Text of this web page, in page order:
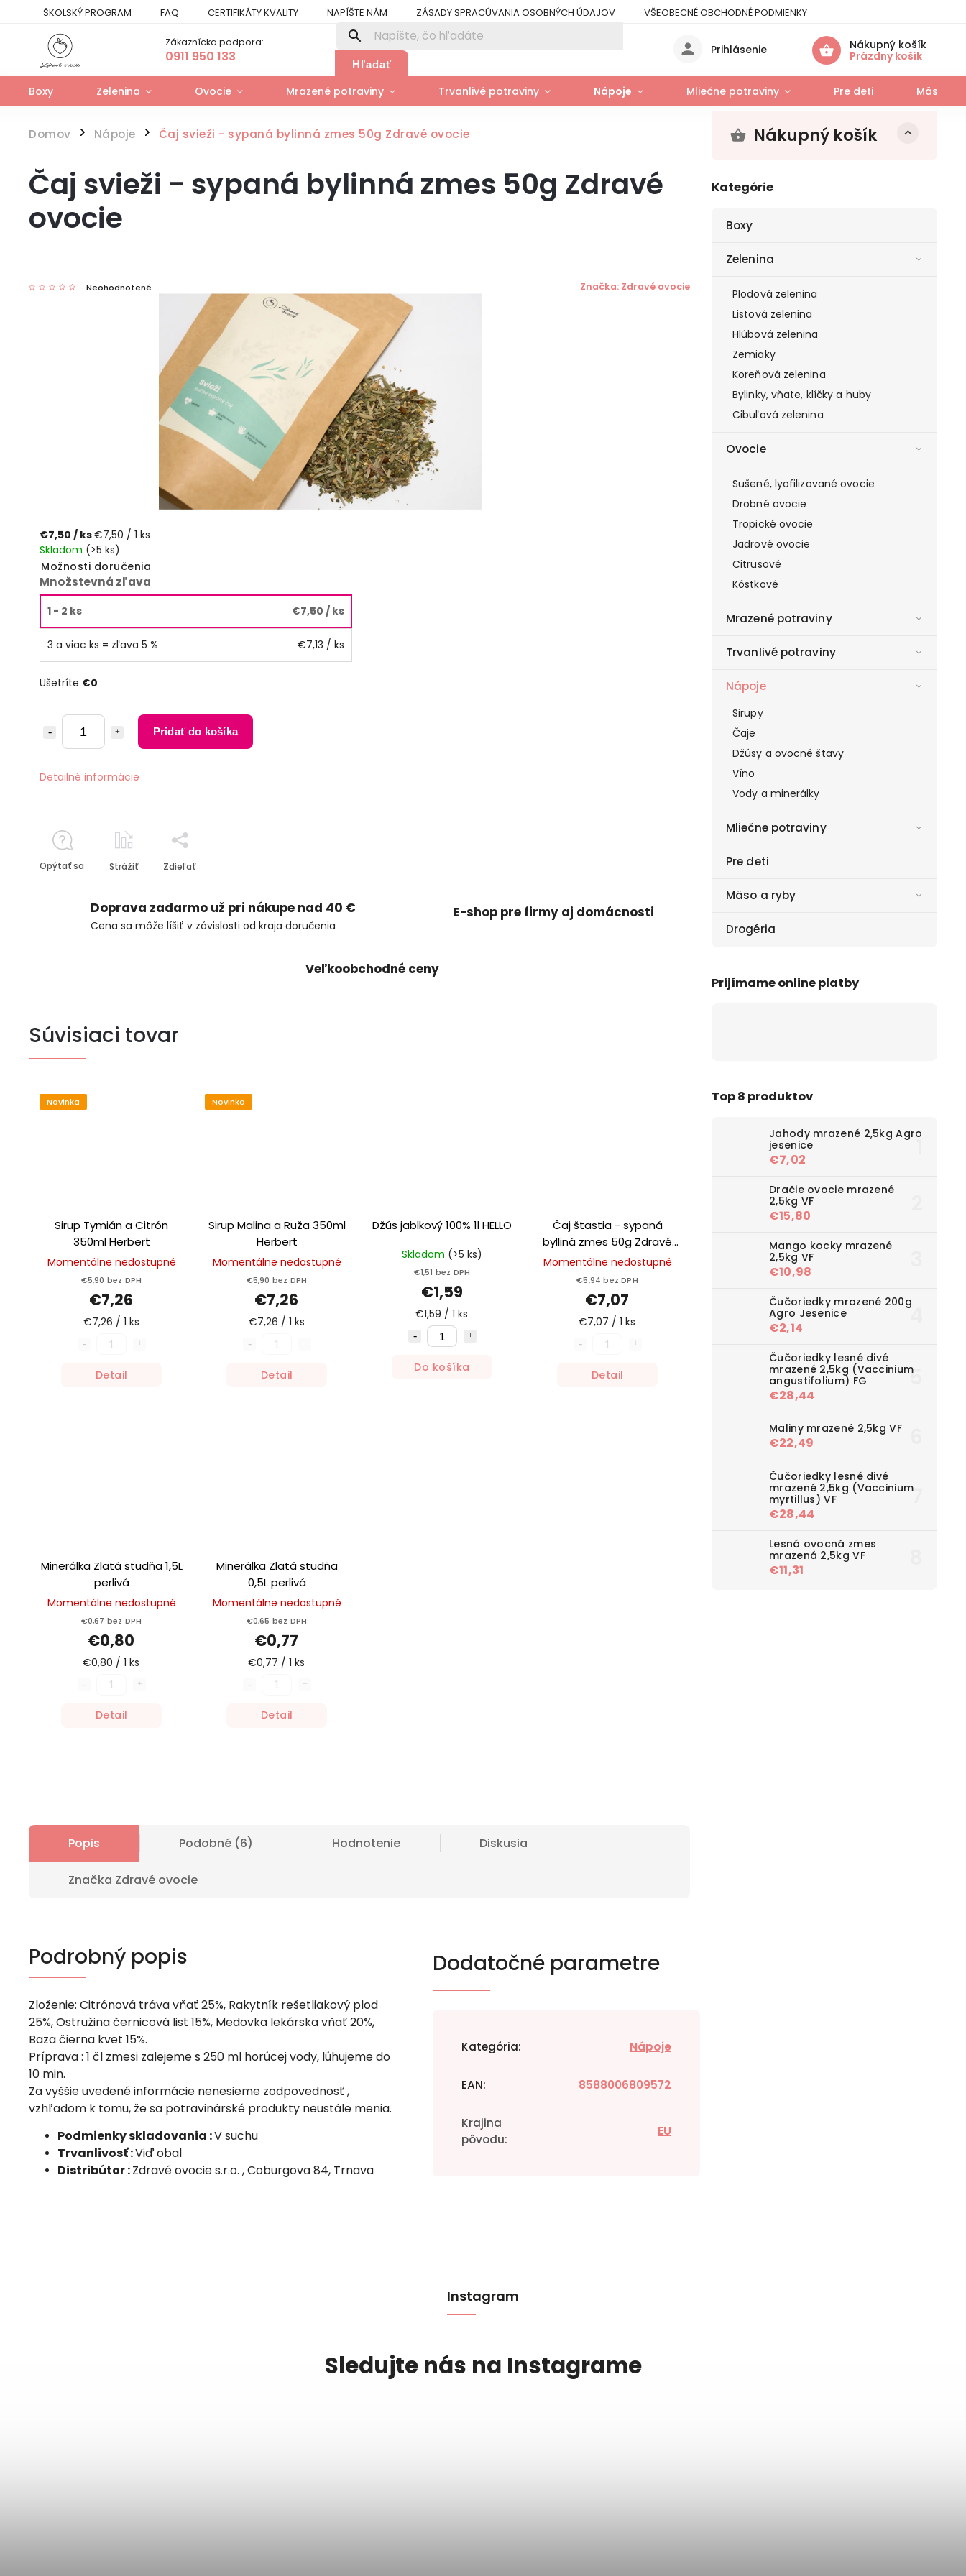
ŠKOLSKÝ PROGRAM FAQ CERTIFIKÁTY KVALITY NAPÍŠTE NÁM ZÁSADY SPRACÚVANIA OSOBNÝCH ÚDAJOV
VŠEOBECNÉ OBCHODNÉ PODMIENKY
PREPRAVNÝ PORIADOK
PRE FIRMY A ORGANIZÁCIE
ZÁSADY POUŽÍVANIA SÚBOROV COOKIES
FORMULÁR NA UPLATNENIE PRÁV ZO ZODPOVEDNOSTI ZA VADY
MOJA OBJEDNÁVKA
Zákaznícka podpora:
0911 950 133 Hľadať
Nákupný košík
Prázdny košík
Prihlásenie
Boxy Zelenina Ovocie Mrazené potraviny Trvanlivé potraviny Nápoje Mliečne potraviny Pre deti Mäso a
Domov / Nápoje / Čaj svieži - sypaná bylinná zmes 50g Zdravé ovocie Nákupný košík
Kategórie
Boxy
Zelenina
Plodová zelenina
Listová zelenina
Hlúbová zelenina
Zemiaky
Koreňová zelenina
Bylinky, vňate, klíčky a huby
Cibuľová zelenina
Ovocie
Sušené, lyofilizované ovocie
Drobné ovocie
Tropické ovocie
Jadrové ovocie
Citrusové
Kôstkové
Mrazené potraviny
Trvanlivé potraviny
Nápoje
Sirupy
Čaje
Džúsy a ovocné štavy
Víno
Vody a minerálky
Mliečne potraviny
Pre deti
Mäso a ryby
Drogéria
Prijímame online platby
Top 8 produktov
Jahody mrazené 2,5kg Agro
jesenice
€7,02
Dračie ovocie mrazené
2,5kg VF
€15,80
Mango kocky mrazené
2,5kg VF
€10,98
Čučoriedky mrazené 200g
Agro Jesenice
€2,14
Čučoriedky lesné divé
mrazené 2,5kg (Vaccinium
angustifolium) FG
€28,44
Maliny mrazené 2,5kg VF
€22,49
Čučoriedky lesné divé
mrazené 2,5kg (Vaccinium
myrtillus) VF
€28,44
Lesná ovocná zmes
mrazená 2,5kg VF
€11,31
Čaj svieži - sypaná bylinná zmes 50g Zdravé
ovocie
Neohodnotené Značka: Zdravé ovocie
€7,50 / ks€7,50 / 1 ks
Skladom (>5 ks)
Možnosti doručenia
Množstevná zľava
1 - 2 ks €7,50 / ks
3 a viac ks = zľava 5 % €7,13 / ks
Ušetríte €0
Pridať do košíka
Detailné informácie
Opýtať sa Strážiť Zdieľať
Doprava zadarmo už pri nákupe nad 40 €
Cena sa môže líšiť v závislosti od kraja doručenia
E-shop pre firmy aj domácnosti
Veľkoobchodné ceny
Súvisiaci tovar
Novinka
Sirup Tymián a Citrón
350ml Herbert
Momentálne nedostupné
€5,90 bez DPH
€7,26
€7,26 / 1 ks
Detail
Novinka
Sirup Malina a Ruža 350ml
Herbert
Momentálne nedostupné
€5,90 bez DPH
€7,26
€7,26 / 1 ks
Detail
Džús jablkový 100% 1l HELLO
Skladom (>5 ks)
€1,51 bez DPH
€1,59
€1,59 / 1 ks
Do košíka
Čaj štastia - sypaná
bylliná zmes 50g Zdravé
ovocie
Momentálne nedostupné
€5,94 bez DPH
€7,07
€7,07 / 1 ks
Detail
Minerálka Zlatá studňa 1,5L
perlivá
Momentálne nedostupné
€0,67 bez DPH
€0,80
€0,80 / 1 ks
Detail
Minerálka Zlatá studňa
0,5L perlivá
Momentálne nedostupné
€0,65 bez DPH
€0,77
€0,77 / 1 ks
Detail
Popis Podobné (6) Hodnotenie Diskusia
Značka Zdravé ovocie
Podrobný popis
Zloženie: Citrónová tráva vňať 25%, Rakytník rešetliakový plod
25%, Ostružina černicová list 15%, Medovka lekárska vňať 20%,
Baza čierna kvet 15%.
Príprava : 1 čl zmesi zalejeme s 250 ml horúcej vody, lúhujeme do
10 min.
Za vyššie uvedené informácie nenesieme zodpovednosť ,
vzhľadom k tomu, že sa potravinárské produkty neustále menia.
Podmienky skladovania :V suchu
Trvanlivosť :Viď obal
Distribútor :Zdravé ovocie s.r.o. , Coburgova 84, Trnava
Dodatočné parametre
Kategória: Nápoje
EAN: 8588006809572
Krajina
pôvodu:
EU
Instagram
Sledujte nás na Instagrame